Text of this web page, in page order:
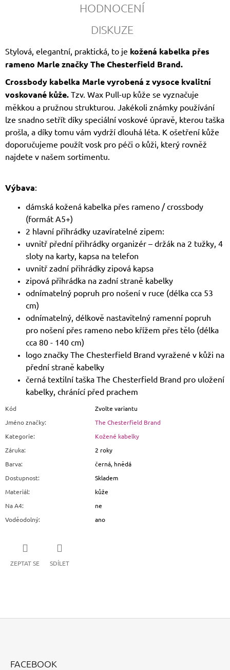
HODNOCENÍ
DISKUZE
Stylová, elegantní, praktická, to je kožená kabelka přes
rameno Marle značky The Chesterfield Brand.
Crossbody kabelka Marle vyrobená z vysoce kvalitní
voskované kůže. Tzv. Wax Pull-up kůže se vyznačuje
měkkou a pružnou strukturou. Jakékoli známky používání
lze snadno setřít díky speciální voskové úpravě, kterou taška
prošla, a díky tomu vám vydrží dlouhá léta. K ošetření kůže
doporučujeme použít vosk pro péči o kůži, který rovněž
najdete v našem sortimentu.
Výbava:
dámská kožená kabelka přes rameno / crossbody
(formát A5+)
2 hlavní přihrádky uzavíratelné zipem:
uvnitř přední přihrádky organizér – držák na 2 tužky, 4
sloty na karty, kapsa na telefon
uvnitř zadní přihrádky zipová kapsa
zipová přihrádka na zadní straně kabelky
odnímatelný popruh pro nošení v ruce (délka cca 53
cm)
odnímatelný, délkově nastavitelný ramenní popruh
pro nošení přes rameno nebo křížem přes tělo (délka
cca 80 - 140 cm)
logo značky The Chesterfield Brand vyražené v kůži na
přední straně kabelky
černá textilní taška The Chesterfield Brand pro uložení
kabelky, chránící před prachem
Kód
Zvolte variantu
Jméno značky:
The Chesterfield Brand
Kategorie:
Kožené kabelky
Záruka:
2 roky
Barva:
černá, hnědá
Dostupnost:
Skladem
Materiál:
kůže
Na A4:
ne
Voděodolný: ano
ZEPTAT SE SDÍLET
FACEBOOK